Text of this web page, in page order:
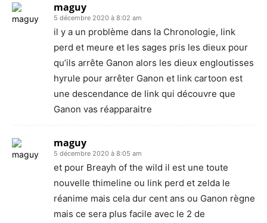
maguy
5 décembre 2020 à 8:02 am
il y a un problème dans la Chronologie, link
perd et meure et les sages pris les dieux pour
qu’ils arrête Ganon alors les dieux engloutisses
hyrule pour arrêter Ganon et link cartoon est
une descendance de link qui découvre que
Ganon vas réapparaitre
maguy
5 décembre 2020 à 8:05 am
et pour Breayh of the wild il est une toute
nouvelle thimeline ou link perd et zelda le
réanime mais cela dur cent ans ou Ganon règne
mais ce sera plus facile avec le 2 de